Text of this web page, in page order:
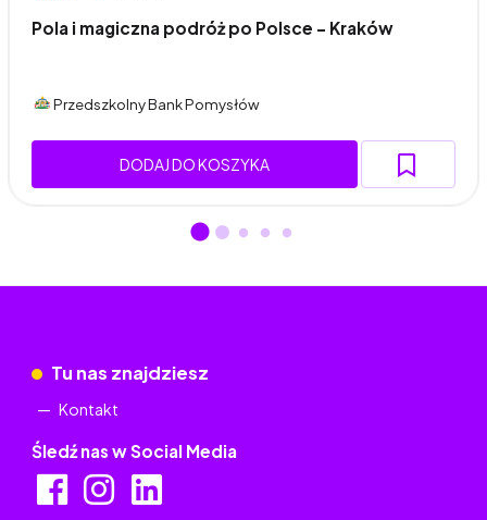
Pola i magiczna podróż po Polsce - Kraków
Przedszkolny Bank Pomysłów
DODAJ DO KOSZYKA
Tu nas znajdziesz
Kontakt
Śledź nas w Social Media